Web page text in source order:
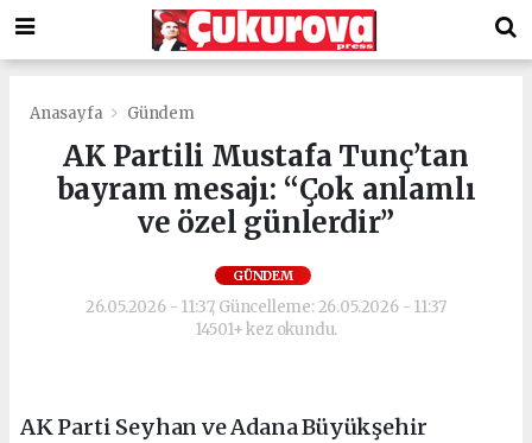
Anasayfa Gündem
AK Partili Mustafa Tunç’tan
bayram mesajı: “Çok anlamlı
ve özel günlerdir”
GÜNDEM
26.05.2026 - 11:37, Güncelleme: 26.05.2026 - 11:37
14501+ kez okundu.
AK Parti Seyhan ve Adana Büyükşehir